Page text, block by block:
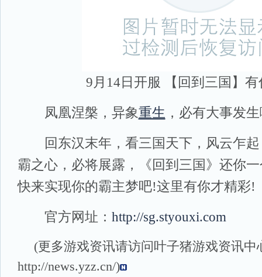
9月14日开服 【回到三国】
凤凰涅槃，异象重生 ，必有大事发
回东汉末年，看三国天下，风云乍起
霸之心，必将展露，《回到三国》还你
快来实现你的霸主梦吧!这里有你才精彩!
官方网址： http://sg.styouxi.com
(更多游戏资讯请访问叶子猪游戏资讯中
http://news.yzz.cn/)